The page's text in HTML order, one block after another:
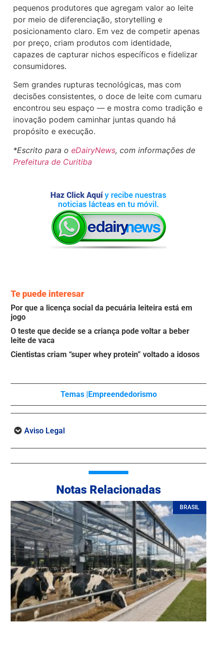
pequenos produtores que agregam valor ao leite
por meio de diferenciação, storytelling e
posicionamento claro. Em vez de competir apenas
por preço, criam produtos com identidade,
capazes de capturar nichos específicos e fidelizar
consumidores.
Sem grandes rupturas tecnológicas, mas com
decisões consistentes, o doce de leite com cumaru
encontrou seu espaço — e mostra como tradição e
inovação podem caminhar juntas quando há
propósito e execução.
*Escrito para oeDairyNews, com informações de
Prefeitura de Curitiba
Te puede interesar
Por que a licença social da pecuária leiteira está em
jogo
O teste que decide se a criança pode voltar a beber
leite de vaca
Cientistas criam “super whey protein” voltado a idosos
Temas | Empreendedorismo
Aviso Legal
Notas Relacionadas
BRASIL